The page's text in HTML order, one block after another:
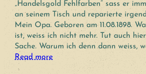
„Handelsgold Fehlfarben“ sass er
an seinem Tisch und reparierte
Mein Opa. Geboren am 11.08.1898.
ist, weiss ich nicht mehr. Tut auch
Sache. Warum ich denn dann weiss,
Read more